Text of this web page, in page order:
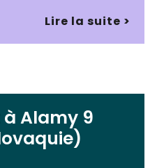
Lire la suite >
à Alamy 9